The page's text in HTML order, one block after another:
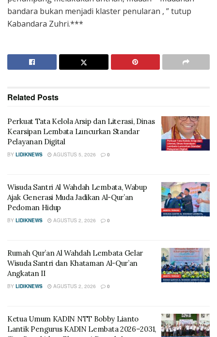
bandara bukan menjadi klaster penularan , ” tutup
Kabandara Zuhri.***
Related Posts
Perkuat Tata Kelola Arsip dan Literasi, Dinas
Kearsipan Lembata Luncurkan Standar
Pelayanan Digital
BY LIDIKNEWS AGUSTUS 5, 2026 0
Wisuda Santri Al Wahdah Lembata, Wabup
Ajak Generasi Muda Jadikan Al-Qur’an
Pedoman Hidup
BY LIDIKNEWS AGUSTUS 2, 2026 0
Rumah Qur’an Al Wahdah Lembata Gelar
Wisuda Santri dan Khataman Al-Qur’an
Angkatan II
BY LIDIKNEWS AGUSTUS 2, 2026 0
Ketua Umum KADIN NTT Bobby Lianto
Lantik Pengurus KADIN Lembata 2026–2031,